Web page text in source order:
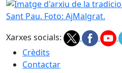
Imatge d'arxiu de la
Xarxes socials:
Crèdits
Contactar